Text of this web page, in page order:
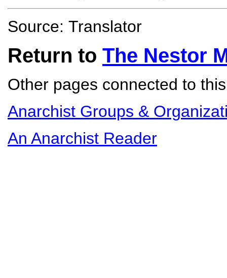
Source: Translator
Return to The Nestor
Other pages connected to
Anarchist Groups &
An Anarchist Reader